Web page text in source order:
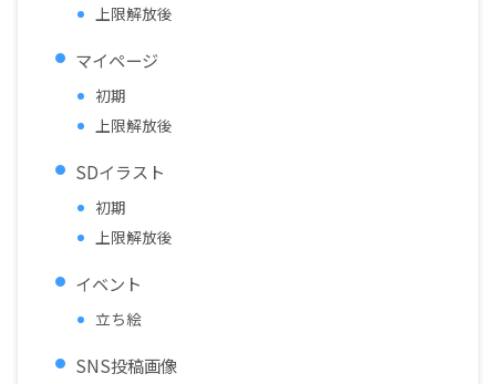
上限解放後
マイページ
初期
上限解放後
SDイラスト
初期
上限解放後
イベント
立ち絵
SNS投稿画像